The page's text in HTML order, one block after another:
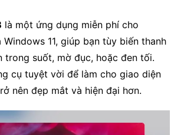
là một ứng dụng miễn phí cho
Windows 11, giúp bạn tùy biến thanh
trong suốt, mờ đục, hoặc đen tối.
cụ tuyệt vời để làm cho giao diện
nên đẹp mắt và hiện đại hơn.